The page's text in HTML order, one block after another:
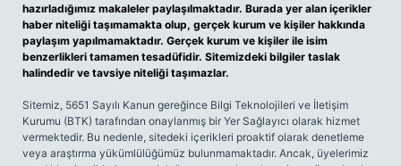
hazırladığımız makaleler paylaşılmaktadır. Burada yer alan içerikler
haber niteliği taşımamakta olup, gerçek kurum ve kişiler hakkında
paylaşım yapılmamaktadır. Gerçek kurum ve kişiler ile isim
benzerlikleri tamamen tesadüfidir. Sitemizdeki bilgiler taslak
halindedir ve tavsiye niteliği taşımazlar.
Sitemiz, 5651 Sayılı Kanun gereğince Bilgi Teknolojileri ve İletişim
Kurumu (BTK) tarafından onaylanmış bir Yer Sağlayıcı olarak hizmet
vermektedir. Bu nedenle, sitedeki içerikleri proaktif olarak denetleme
veya araştırma yükümlülüğümüz bulunmamaktadır. Ancak, üyelerimiz